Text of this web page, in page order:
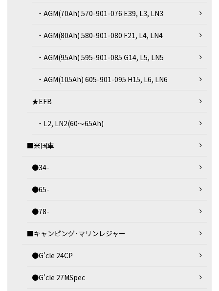
・AGM(70Ah) 570-901-076 E39, L3, LN3
・AGM(80Ah) 580-901-080 F21, L4, LN4
・AGM(95Ah) 595-901-085 G14, L5, LN5
・AGM(105Ah) 605-901-095 H15, L6, LN6
★EFB
・L2, LN2(60～65Ah)
■米国車
●34-
●65-
●78-
■キャンピング･マリンレジャー
●G'cle 24CP
●G'cle 27MSpec